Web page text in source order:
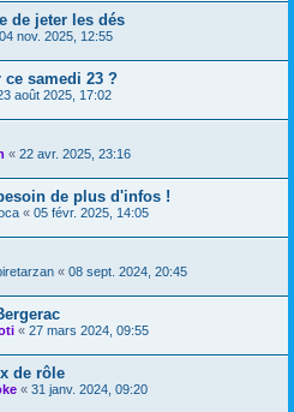
de jeter les dés
04 nov. 2025, 12:55
samedi 23 ?
août 2025, 17:02
« 22 avr. 2025, 23:16
de plus d'infos !
« 05 févr. 2025, 14:05
« 08 sept. 2024, 20:45
« 27 mars 2024, 09:55
de rôle
« 31 janv. 2024, 09:20